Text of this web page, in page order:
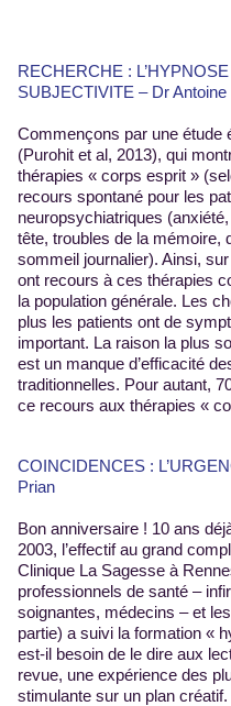
RECHERCHE : L’HYPNOSE SUR LA VOIE DE LA
SUBJECTIVITE – Dr Antoine
Commençons par une étude
(Purohit et al, 2013), qui
thérapies « corps esprit »
recours spontané pour les
neuropsychiatriques
tête, troubles de la mémoire,
sommeil journalier). Ainsi,
ont recours à ces thérapies
la population générale. Les
plus les patients ont de
important. La raison la plus
est un manque d’efficacité
traditionnelles. Pour autant,
ce recours aux thérapies «
COINCIDENCES : L’URGENCE DE LA CRÉATIVITÉ – Olivier
Prian
Bon anniversaire ! 10 ans
2003, l’effectif au grand
Clinique La Sagesse à
professionnels de santé –
soignantes, médecins – et
partie) a suivi la formation «
est-il besoin de le dire aux
revue, une expérience des
stimulante sur un plan